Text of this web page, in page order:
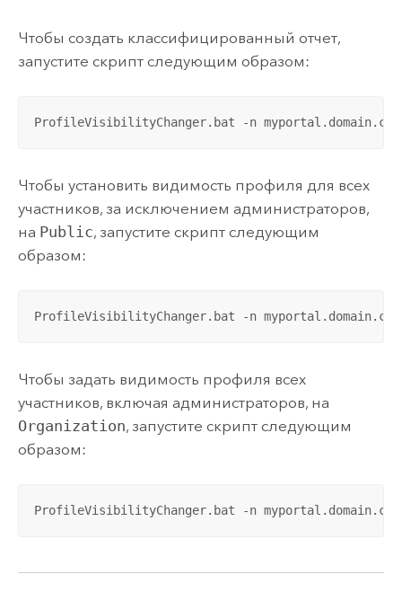
Чтобы создать классифицированный отчет,
запустите скрипт следующим образом:
ProfileVisibilityChanger.bat -n myportal.domain.com
Чтобы установить видимость профиля для всех
участников, за исключением администраторов,
на Public, запустите скрипт следующим
образом:
ProfileVisibilityChanger.bat -n
Чтобы задать видимость профиля всех
участников, включая администраторов, на
Organization, запустите скрипт следующим
образом:
ProfileVisibilityChanger.bat -n